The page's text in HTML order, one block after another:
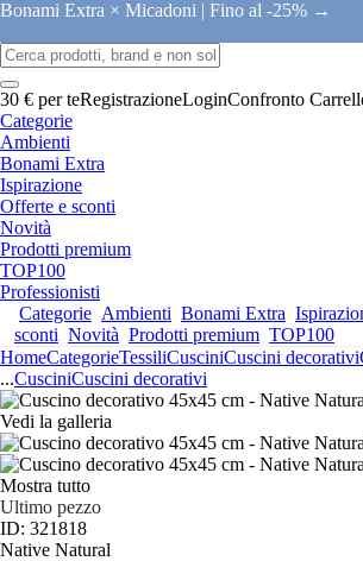
Bonami Extra × Micadoni | Fino al -25% →
30 € per teRegistrazioneLoginConfronto
Categorie
Ambienti
Bonami Extra
Ispirazione
Offerte e sconti
Novità
Prodotti premium
TOP100
Professionisti
Categorie Ambienti Bonami Extra
sconti Novità Prodotti premium TOP100
HomeCategorieTessiliCusciniCuscini decorativi
...CusciniCuscini decorativi
Vedi la galleria
Mostra tutto
Ultimo pezzo
ID: 321818
Native Natural